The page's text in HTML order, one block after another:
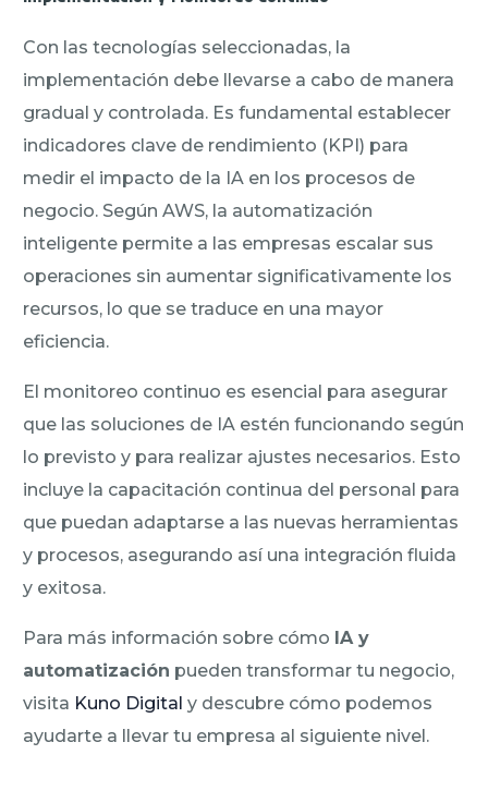
Con las tecnologías seleccionadas, la
implementación debe llevarse a cabo de manera
gradual y controlada. Es fundamental establecer
indicadores clave de rendimiento (KPI) para
medir el impacto de la IA en los procesos de
negocio. Según AWS, la automatización
inteligente permite a las empresas escalar sus
operaciones sin aumentar significativamente los
recursos, lo que se traduce en una mayor
eficiencia.
El monitoreo continuo es esencial para asegurar
que las soluciones de IA estén funcionando según
lo previsto y para realizar ajustes necesarios. Esto
incluye la capacitación continua del personal para
que puedan adaptarse a las nuevas herramientas
y procesos, asegurando así una integración fluida
y exitosa.
Para más información sobre cómo IA y
automatización pueden transformar tu negocio,
visita Kuno Digital y descubre cómo podemos
ayudarte a llevar tu empresa al siguiente nivel.